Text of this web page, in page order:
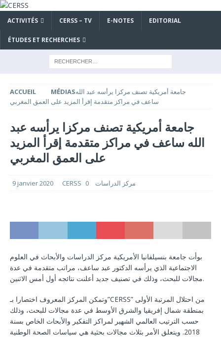
ACTIVITÉS CERSS – TV E-NOTES EDITORIAL
ÉTUDES ET RECHERCHES
ACCUEIL MÉDIASجامعة أمريكية تصنف مركزا يرأسه عبد الله
ساعف في مراكز متقدمة إقرأ المزيد على العمق المغربي
جامعة أمريكية تصنف مركزا يرأسه عبد
الله ساعف في مراكز متقدمة إقرأ المزيد
على العمق المغربي
9 janvier 2020 CERSS مركز الدراسات 0
بوأت جامعة بنسيلفانيا الأمريكية مركز الدراسات والأبحاث في العلوم
الاجتماعية الذي يرأسه الدكتور عبد ساعف، مراتب متقدمة في عدة
مجالات للبحث، وذلك في تصنيف جديد أعلنت نتائجه أول أمس الاثنين.
وتمكن المركز المعروف اختصارا بـ”CERSS” من احتلال المرتبة الأولى
بمنطقة شمال إفريقيا والشرق الأوسط في عدة مجالات للبحث، وذلك
حسب الترتيب العالمي الشهير لمراكز التفكير والأبحاث الخاص بسنة
2018. ويتعلق الأمر بثلاث مجالات بحثية هي سياسات الصحة الوطنية